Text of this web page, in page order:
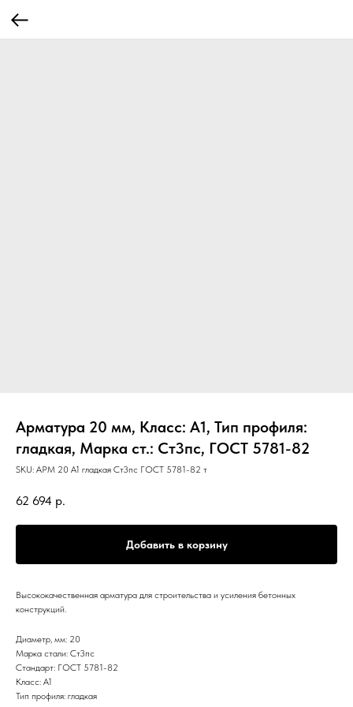
Арматура 20 мм, Класс: А1, Тип профиля:
гладкая, Марка ст.: Ст3пс, ГОСТ 5781-82
SKU: АРМ 20 А1 гладкая Ст3пс ГОСТ 5781-82 т
62 694 р.
Добавить в корзину
Высококачественная арматура для строительства и усиления бетонных
конструкций.
Диаметр, мм: 20
Марка стали: Ст3пс
Стандарт: ГОСТ 5781-82
Класс: А1
Тип профиля: гладкая